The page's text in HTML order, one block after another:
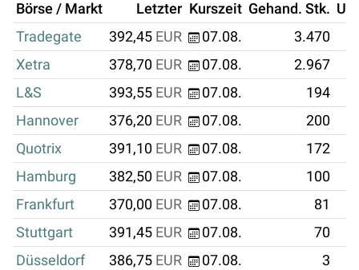
Börse / Markt Letzter Kurszeit Gehand. Stk.
Tradegate
392,45 EUR 07.08. 3.470
Xetra
378,70 EUR 07.08. 2.967
L&S
393,55 EUR 07.08. 194
Hannover
376,20 EUR 07.08. 200
Quotrix
391,10 EUR 07.08. 172
Hamburg
382,50 EUR 07.08. 100
Frankfurt
370,00 EUR 07.08. 81
Stuttgart
391,45 EUR 07.08. 70
Düsseldorf
386,75 EUR 07.08.
3